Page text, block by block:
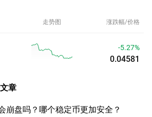
走势图 涨跌幅/价格
-5.29%
0.04580
章
崩盘吗？哪个稳定币更加安全？